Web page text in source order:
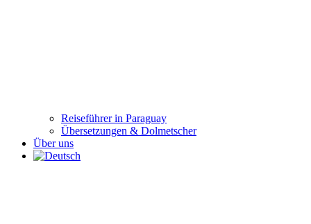
Reiseführer in Paraguay
Übersetzungen & Dolmetscher
Über uns